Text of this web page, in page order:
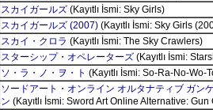
スカイガールズ(Kayıtlı İsmi: Sky Girls)
スカイガールズ (2007)(Kayıtlı İsmi: Sky Girls
スカイ・クロラ (Kayıtlı İsmi: The Sky Crawlers)
スターシップ・オペレーターズ(Kayıtlı İsmi:
ソ・ラ・ノ・ヲ・ト (Kayıtlı İsmi: So-Ra-No-Wo-
ソードアート・オンライン オルタナティブ ガン
ン (Kayıtlı İsmi: Sword Art Online Alternative: